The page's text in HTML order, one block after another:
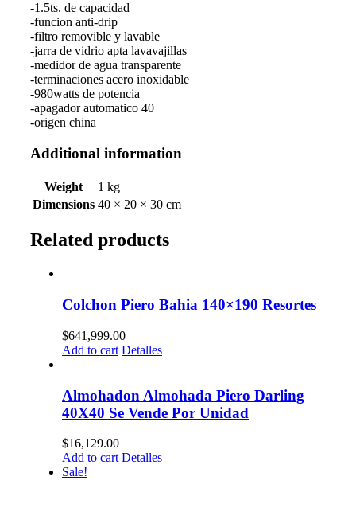
-1.5ts. de capacidad
-funcion anti-drip
-filtro removible y lavable
-jarra de vidrio apta lavavajillas
-medidor de agua transparente
-terminaciones acero inoxidable
-980watts de potencia
-apagador automatico 40
-origen china
Additional information
Weight
1 kg
Dimensions 40 × 20 × 30 cm
Related products
Colchon Piero Bahia 140×190 Resortes
$641,999.00
Add to cart Detalles
Almohadon Almohada Piero Darling
40X40 Se Vende Por Unidad
$16,129.00
Add to cart Detalles
Sale!